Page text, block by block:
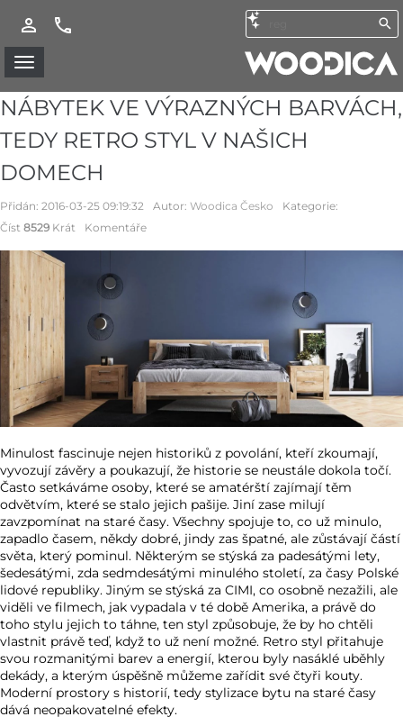
NÁBYTEK VE VÝRAZNÝCH BARVÁCH,
TEDY RETRO STYL V NAŠICH
DOMECH
Přidán: 2016-03-25 09:19:32 Autor: Woodica Česko
Kategorie:
Číst 8529 Krát Komentáře
Minulost fascinuje nejen historiků z povolání, kteří zkoumají,
vyvozují závěry a poukazují, že historie se neustále dokola točí.
Často setkáváme osoby, které se amatérští zajímají těm
odvětvím, které se stalo jejich pašije. Jiní zase milují
zavzpomínat na staré časy. Všechny spojuje to, co už minulo,
zapadlo časem, někdy dobré, jindy zas špatné, ale zůstávají částí
světa, který pominul. Některým se stýská za padesátými lety,
šedesátými, zda sedmdesátými minulého století, za časy Polské
lidové republiky. Jiným se stýská za CIMI, co osobně nezažili, ale
viděli ve filmech, jak vypadala v té době Amerika, a právě do
toho stylu jejich to táhne, ten styl způsobuje, že by ho chtěli
vlastnit právě teď, když to už není možné. Retro styl přitahuje
svou rozmanitými barev a energií, kterou byly nasáklé uběhly
dekády, a kterým úspěšně můžeme zařídit své čtyři kouty.
Moderní prostory s historií, tedy stylizace bytu na staré časy
dává neopakovatelné efekty.